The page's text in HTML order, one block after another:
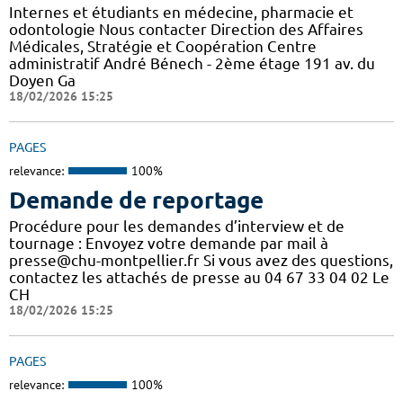
Internes et étudiants en médecine, pharmacie et
odontologie Nous contacter Direction des Affaires
Médicales, Stratégie et Coopération Centre
administratif André Bénech - 2ème étage 191 av. du
Doyen Ga
18/02/2026 15:25
PAGES
relevance: 100%
Demande de reportage
Procédure pour les demandes d’interview et de
tournage : Envoyez votre demande par mail à
presse@chu-montpellier.fr Si vous avez des questions,
contactez les attachés de presse au 04 67 33 04 02 Le
CH
18/02/2026 15:25
PAGES
relevance: 100%